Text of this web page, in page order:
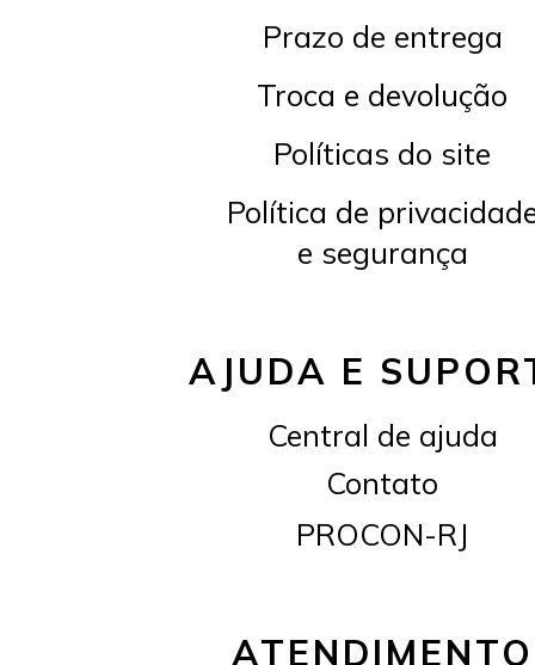
Prazo de entrega
Troca e devolução
Políticas do site
Política de
e segurança
AJUDA E
Central de ajuda
Contato
PROCON-RJ
ATENDIMENTO